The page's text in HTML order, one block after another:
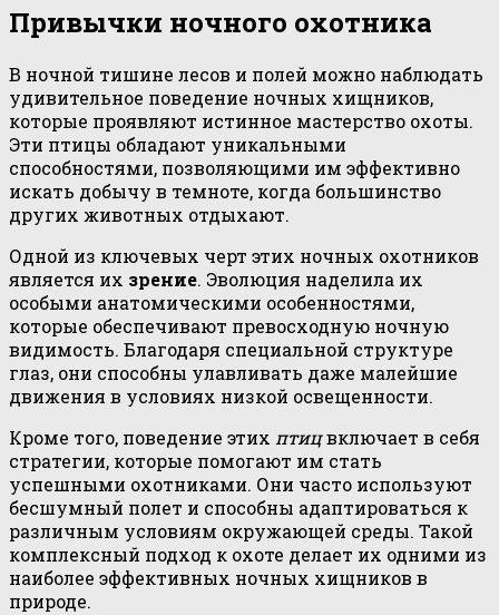
Привычки ночного охотника
В ночной тишине лесов и полей можно наблюдать
удивительное поведение ночных хищников,
которые проявляют истинное мастерство охоты.
Эти птицы обладают уникальными
способностями, позволяющими им эффективно
искать добычу в темноте, когда большинство
других животных отдыхают.
Одной из ключевых черт этих ночных охотников
является их зрение. Эволюция наделила их
особыми анатомическими особенностями,
которые обеспечивают превосходную ночную
видимость. Благодаря специальной структуре
глаз, они способны улавливать даже малейшие
движения в условиях низкой освещенности.
Кроме того, поведение этих птицвключает в себя
стратегии, которые помогают им стать
успешными охотниками. Они часто используют
бесшумный полет и способны адаптироваться к
различным условиям окружающей среды. Такой
комплексный подход к охоте делает их одними из
наиболее эффективных ночных хищников в
природе.